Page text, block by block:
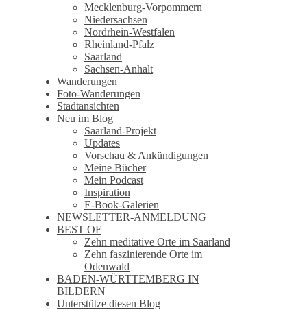
Mecklenburg-Vorpommern
Niedersachsen
Nordrhein-Westfalen
Rheinland-Pfalz
Saarland
Sachsen-Anhalt
Wanderungen
Foto-Wanderungen
Stadtansichten
Neu im Blog
Saarland-Projekt
Updates
Vorschau & Ankündigungen
Meine Bücher
Mein Podcast
Inspiration
E-Book-Galerien
NEWSLETTER-ANMELDUNG
BEST OF
Zehn meditative Orte im Saarland
Zehn faszinierende Orte im
Odenwald
BADEN-WÜRTTEMBERG IN
BILDERN
Unterstütze diesen Blog